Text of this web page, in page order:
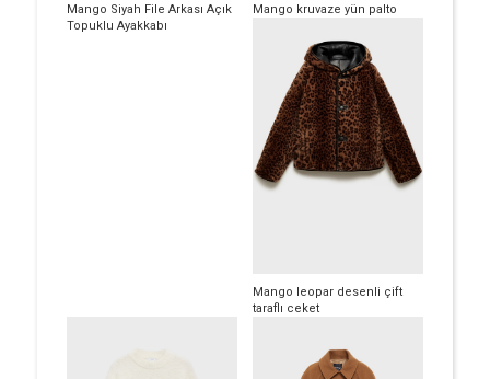
Mango Siyah File Arkası Açık
Topuklu Ayakkabı
Mango kruvaze yün palto
Mango leopar desenli çift
taraflı ceket